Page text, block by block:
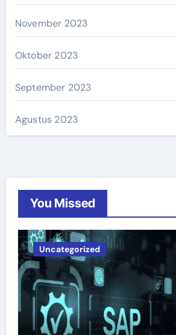
November 2023
Oktober 2023
September 2023
Agustus 2023
You Missed
Uncategorized